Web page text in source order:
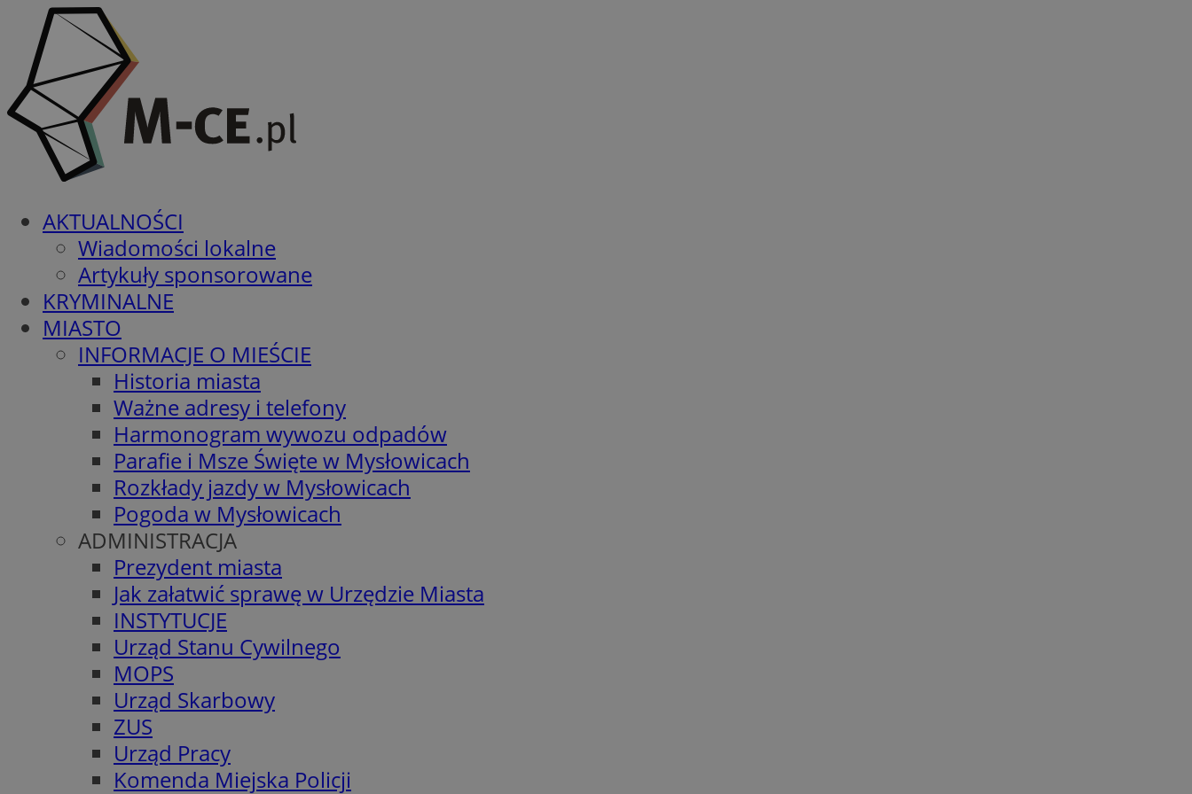
AKTUALNOŚCI
Wiadomości lokalne
Artykuły sponsorowane
KRYMINALNE
MIASTO
INFORMACJE O MIEŚCIE
Historia miasta
Ważne adresy i telefony
Harmonogram wywozu odpadów
Parafie i Msze Święte w Mysłowicach
Rozkłady jazdy w Mysłowicach
Pogoda w Mysłowicach
ADMINISTRACJA
Prezydent miasta
Jak załatwić sprawę w Urzędzie Miasta
INSTYTUCJE
Urząd Stanu Cywilnego
MOPS
Urząd Skarbowy
ZUS
Urząd Pracy
Komenda Miejska Policji